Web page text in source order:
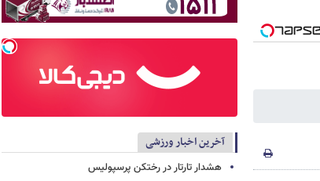
آخرین اخبار ورزشی
هشدار تارتار در رختکن پرسپولیس